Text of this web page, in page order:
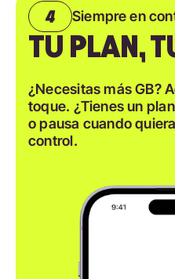
Siempre en
TU PLAN,
¿Necesitas más GB?
toque. ¿Tienes un
o pausa cuando
control.